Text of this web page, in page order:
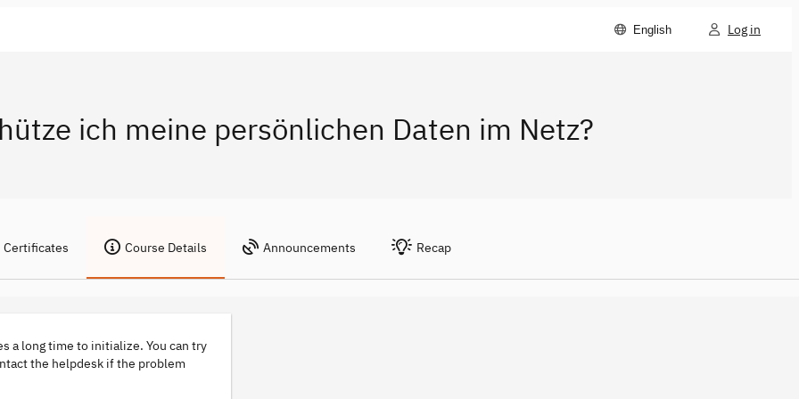
English Log in
ich meine persönlichen Daten im Netz?
Certificates Course Details Announcements Recap
a long time to initialize. You can try
the helpdesk if the problem